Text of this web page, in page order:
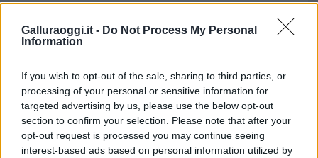
Galluraoggi.it - Do Not Process My Personal
Information
If you wish to opt-out of the sale, sharing to third parties, or
processing of your personal or sensitive information for
targeted advertising by us, please use the below opt-out
section to confirm your selection. Please note that after your
opt-out request is processed you may continue seeing
interest-based ads based on personal information utilized by
Eventi in Gallura, da Jovanotti alla zuppa
gallurese: gli appuntamenti da non perdere
Lettini e arredi abusivi sulla spiaggia libera,
sequestri a Olbia e Arzachena
È morto Francesco Guccini, il maestro che si
tenne lontano dalla Costa Smeralda